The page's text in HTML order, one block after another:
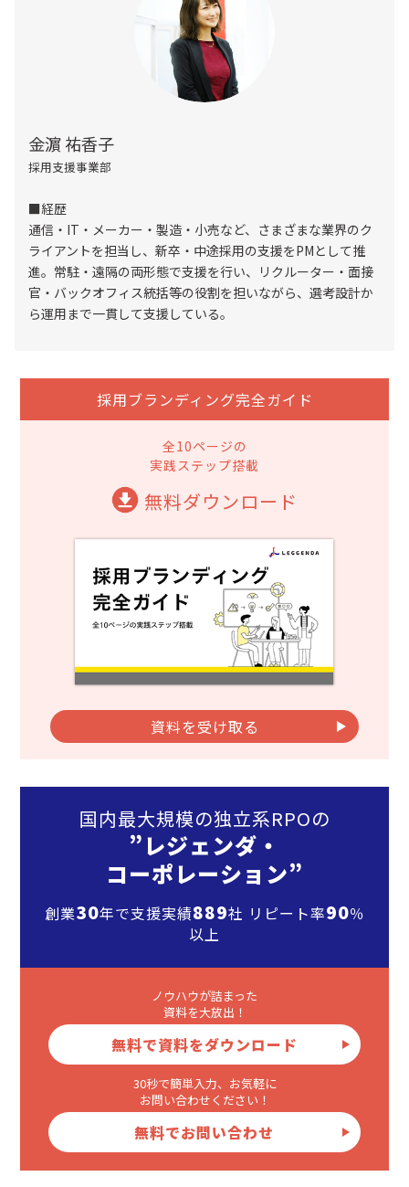
金濵 祐香子
採用支援事業部
■経歴
通信・IT・メーカー・製造・小売など、さまざまな業界のク
ライアントを担当し、新卒・中途採用の支援をPMとして推
進。常駐・遠隔の両形態で支援を行い、リクルーター・面接
官・バックオフィス統括等の役割を担いながら、選考設計か
ら運用まで一貫して支援している。
採用ブランディング完全ガイド
全10ページの
実践ステップ搭載
無料ダウンロード
資料を受け取る
国内最大規模の独立系RPOの
”レジェンダ・
コーポレーション”
創業30年で支援実績889社 リピート率90％
以上
ノウハウが詰まった
資料を大放出！
無料で資料をダウンロード
30秒で簡単入力、お気軽に
お問い合わせください！
無料でお問い合わせ